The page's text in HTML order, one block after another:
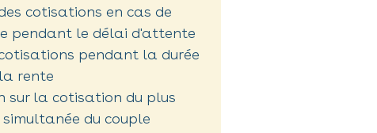
cotisations en cas de
pendant le délai d'attente
pendant la durée
rente
sur la cotisation du plus
simultanée du couple